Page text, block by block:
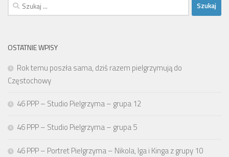
OSTATNIE WPISY
Rok temu poszła sama, dziś razem pielgrzymują do
Częstochowy
46 PPP – Studio Pielgrzyma – grupa 12
46 PPP – Studio Pielgrzyma – grupa 5
46 PPP – Portret Pielgrzyma – Nikola, Iga i Kinga z grupy 10